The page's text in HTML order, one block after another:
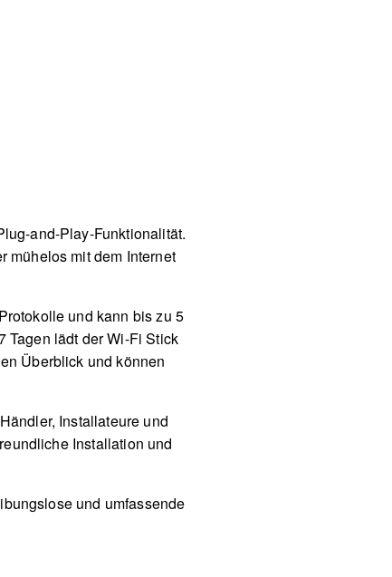
and-Play-Funktionalität.
mühelos mit dem Internet
und kann bis zu 5
Tagen lädt der Wi-Fi Stick
Überblick und können
Installateure und
Installation und
und umfassende